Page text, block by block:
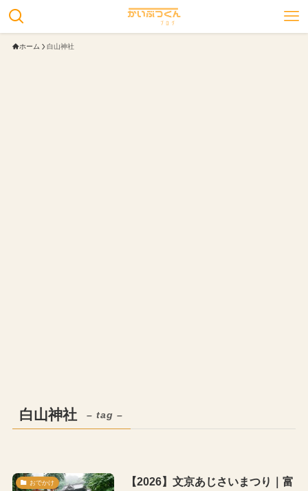
ホーム 白山神社
白山神社 – tag –
おでかけ
【2026】文京あじさいまつり｜富